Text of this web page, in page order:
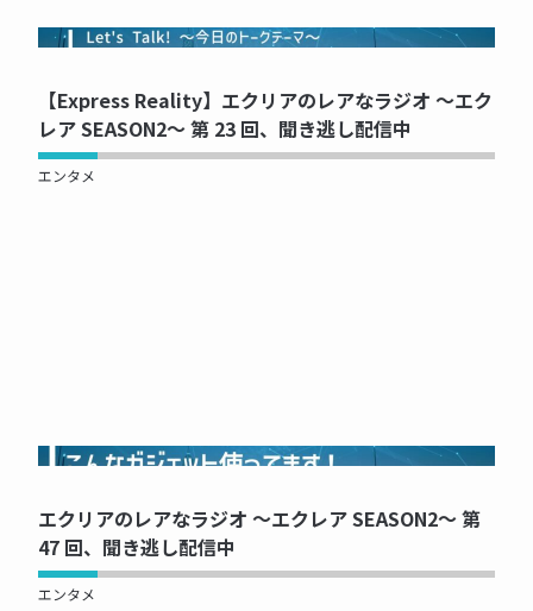
NOW PRINTING...
【Express Reality】エクリアのレアなラジオ ～エク
レア SEASON2～ 第 23 回、聞き逃し配信中
エンタメ
NOW PRINTING...
エクリアのレアなラジオ ～エクレア SEASON2～ 第
47 回、聞き逃し配信中
エンタメ